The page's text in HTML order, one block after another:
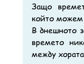
Защо
който можем
В днешното
времето
между